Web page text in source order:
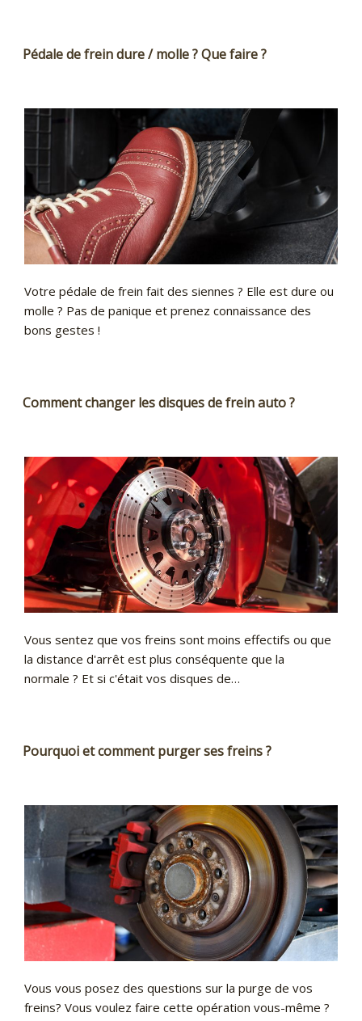
Pédale de frein dure / molle ? Que faire ?
Votre pédale de frein fait des siennes ? Elle est dure ou
molle ? Pas de panique et prenez connaissance des
bons gestes !
Comment changer les disques de frein auto ?
Vous sentez que vos freins sont moins effectifs ou que
la distance d'arrêt est plus conséquente que la
normale ? Et si c'était vos disques de…
Pourquoi et comment purger ses freins ?
Vous vous posez des questions sur la purge de vos
freins? Vous voulez faire cette opération vous-même ?